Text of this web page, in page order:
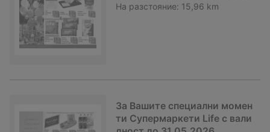
На разстояние: 15,96 km
За Вашите специални момен
ти Супермаркети Life с вали